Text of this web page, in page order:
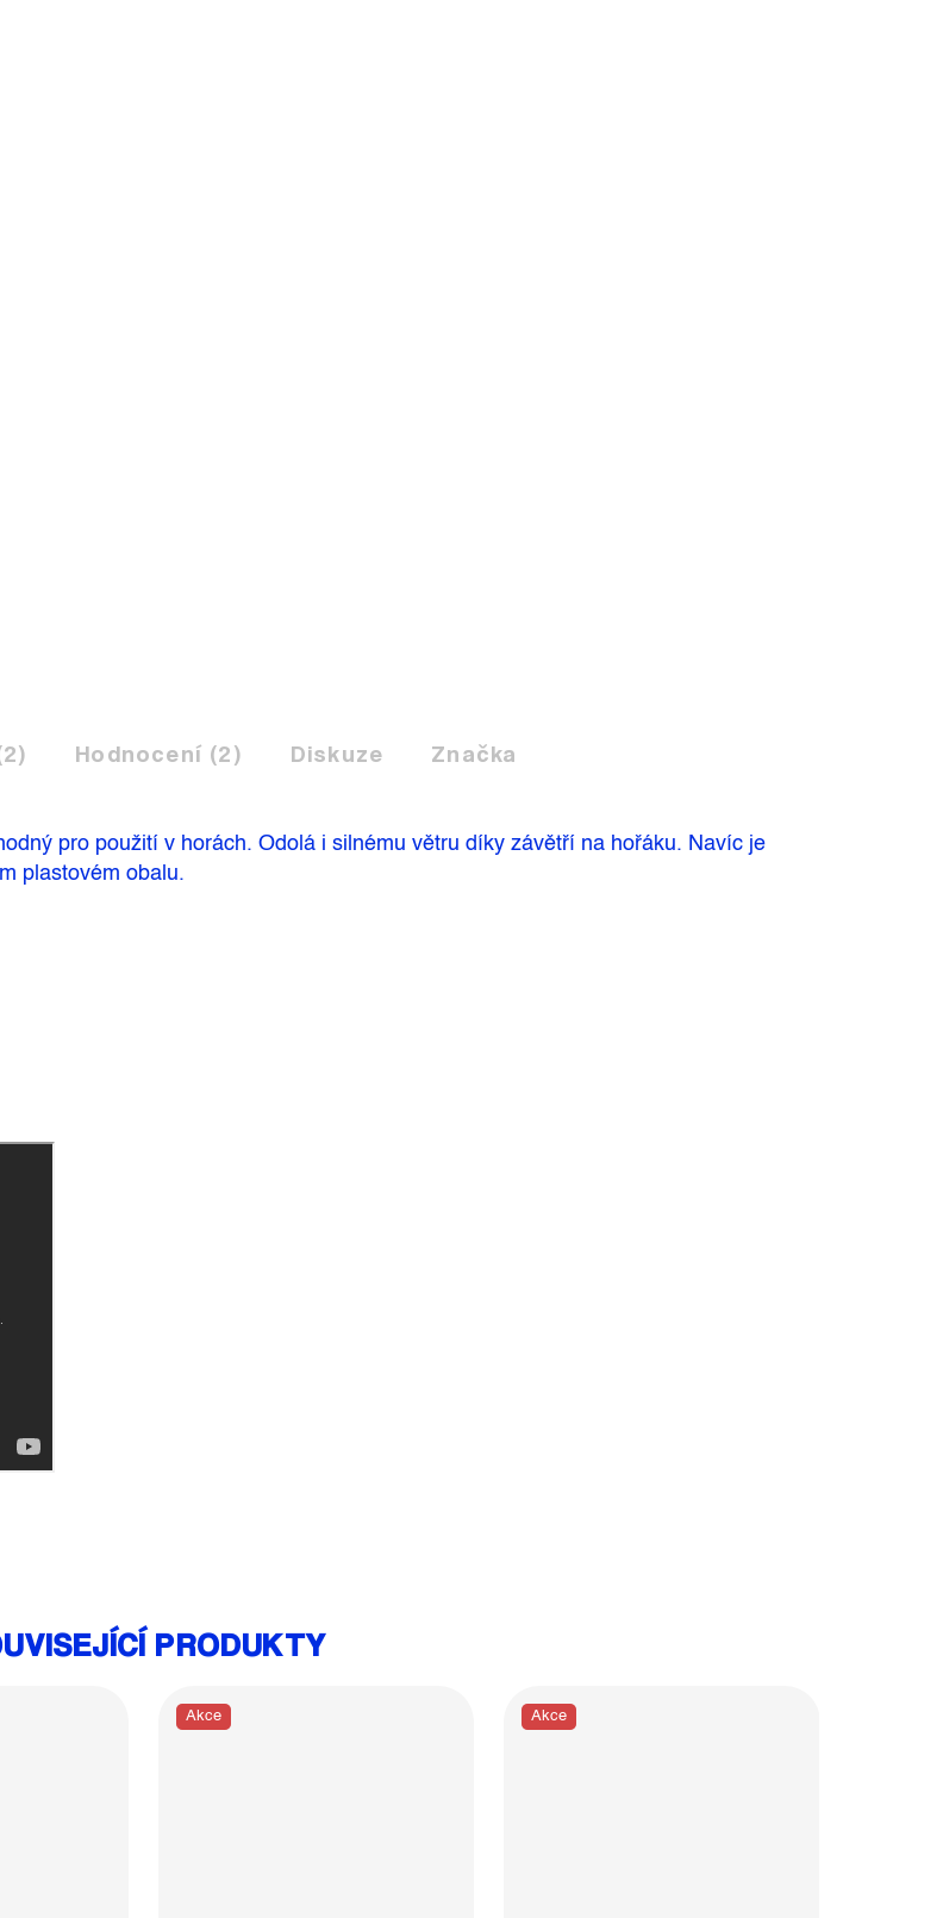
PRODUKTY
Akce Akce
Hodnocení (2) Diskuze Značka
pro použití v horách. Odolá i silnému větru díky závětří na hořáku. Navíc je
plastovém obalu.